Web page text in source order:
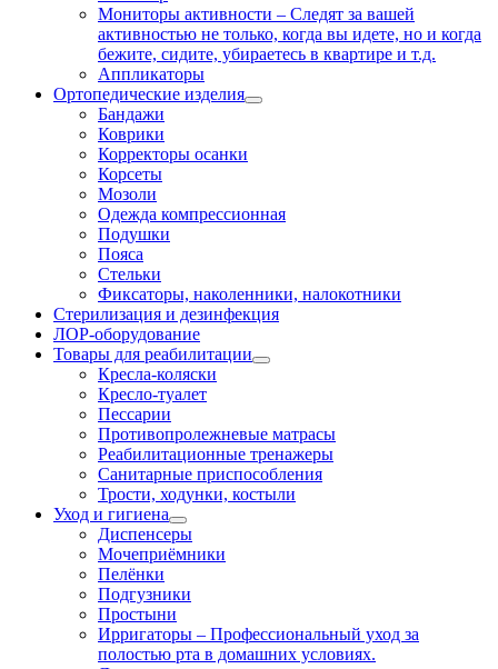
Мониторы активности – Следят за вашей
активностью не только, когда вы идете, но и когда
бежите, сидите, убираетесь в квартире и т.д.
Аппликаторы
Ортопедические изделия
Бандажи
Коврики
Корректоры осанки
Корсеты
Мозоли
Одежда компрессионная
Подушки
Пояса
Стельки
Фиксаторы, наколенники, налокотники
Стерилизация и дезинфекция
ЛОР-оборудование
Товары для реабилитации
Кресла-коляски
Кресло-туалет
Пессарии
Противопролежневые матрасы
Реабилитационные тренажеры
Санитарные приспособления
Трости, ходунки, костыли
Уход и гигиена
Диспенсеры
Мочеприёмники
Пелёнки
Подгузники
Простыни
Ирригаторы – Профессиональный уход за
полостью рта в домашних условиях.